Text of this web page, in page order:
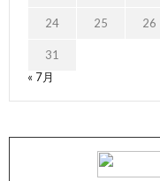
24 25 26
31
« 7月